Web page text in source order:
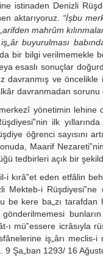
istinaden Denizli
aktarıyoruz. “İşbu
mahrûm
buyurulması
bir bilgi verilmemekle
esaslı sonuçlar
ve
davranmadan sorunu
yönetimin
ilk
öğrenci sayısını
Maarif
tedbirleri açık bir
i kırâ‟et eden etfâlin
Mekteb-i
kere ba„zı
ı mü‟essere icrâsıyla
iş„ârı meclis-
9 Şa„ban 1293/ 16